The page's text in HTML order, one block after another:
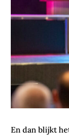
En dan blijkt